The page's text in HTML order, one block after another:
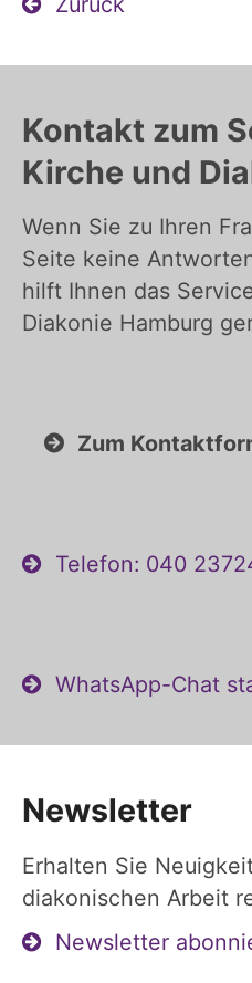
Kontakt zum
Kirche und
Wenn Sie zu Ihren
Seite keine
hilft Ihnen das
Diakonie Hamburg
Zum
Telefon: 040
WhatsApp-Chat
Newsletter
Erhalten Sie
diakonischen Arbeit
Newsletter